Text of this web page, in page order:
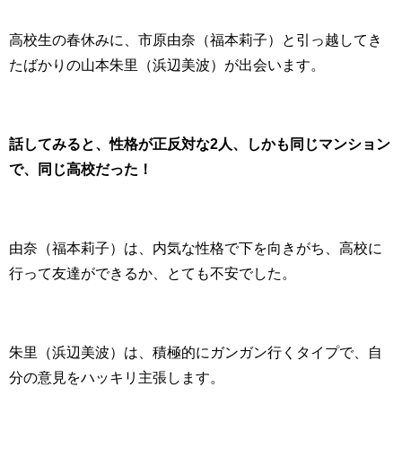
高校生の春休みに、市原由奈（福本莉子）と引っ越してき
たばかりの山本朱里（浜辺美波）が出会います。
話してみると、性格が正反対な2人、しかも同じマンション
で、同じ高校だった！
由奈（福本莉子）は、内気な性格で下を向きがち、高校に
行って友達ができるか、とても不安でした。
朱里（浜辺美波）は、積極的にガンガン行くタイプで、自
分の意見をハッキリ主張します。